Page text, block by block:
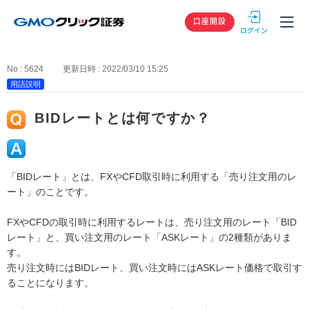
GMOクリック
口座開設
No : 5624 更新日時 : 2022/03/10 15:25
用語説明
BIDレートとは何ですか？
「BIDレート」とは、FXやCFD取引時に利用する「売り注文用のレ
ート」のことです。
FXやCFDの取引時に利用するレートは、売り注文用のレート「BID
レート」と、買い注文用のレート「ASKレート」の2種類がありま
す。
売り注文時にはBIDレート、買い注文時にはASKレート価格で取引す
ることになります。